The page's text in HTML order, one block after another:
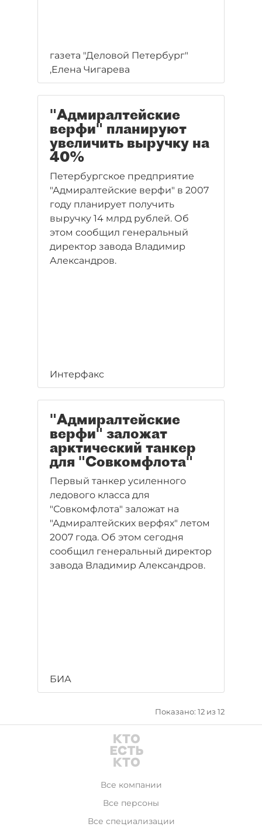
газета "Деловой Петербург"
,Елена Чигарева
"Адмиралтейские
верфи" планируют
увеличить выручку на
40%
Петербургское предприятие
"Адмиралтейские верфи" в 2007
году планирует получить
выручку 14 млрд рублей. Об
этом сообщил генеральный
директор завода Владимир
Александров.
Интерфакс
"Адмиралтейские
верфи" заложат
арктический танкер
для "Совкомфлота"
Первый танкер усиленного
ледового класса для
"Совкомфлота" заложат на
"Адмиралтейских верфях" летом
2007 года. Об этом сегодня
сообщил генеральный директор
завода Владимир Александров.
БИА
Показано: 12 из 12
Все компании
Все персоны
Все специализации